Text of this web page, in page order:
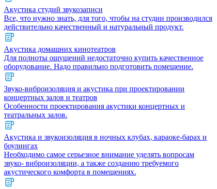
Акустика студий звукозаписи
Все, что нужно знать, для того, чтобы на студии производился
действительно качественный и натуральный продукт.
Акустика домашних кинотеатров
Для полноты ощущений недостаточно купить качественное
оборудование. Надо правильно подготовить помещение.
Звуко-виброизоляция и акустика при проектировании
концертных залов и театров
Особенности проектирования акустики концертных и
театральных залов.
Акустика и звукоизоляция в ночных клубах, караоке-барах и
боулингах
Необходимо самое серьезное внимание уделять вопросам
звуко- виброизоляции, а также созданию требуемого
акустического комфорта в помещениях.